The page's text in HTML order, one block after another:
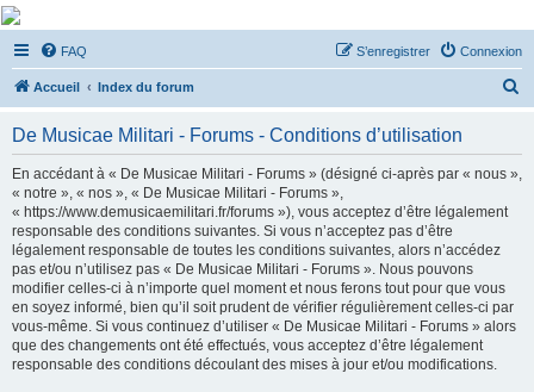
De Musicae Militari -
Forums
Forums de discussions
FAQ Connexion
S’enregistrer
Accueil Index du forum
De Musicae Militari - Forums - Conditions d’utilisation
En accédant à « De Musicae Militari - Forums » (désigné ci-après par « nous »,
« notre », « nos », « De Musicae Militari - Forums »,
« https://www.demusicaemilitari.fr/forums »), vous acceptez d’être légalement
responsable des conditions suivantes. Si vous n’acceptez pas d’être
légalement responsable de toutes les conditions suivantes, alors n’accédez
pas et/ou n’utilisez pas « De Musicae Militari - Forums ». Nous pouvons
modifier celles-ci à n’importe quel moment et nous ferons tout pour que vous
en soyez informé, bien qu’il soit prudent de vérifier régulièrement celles-ci par
vous-même. Si vous continuez d’utiliser « De Musicae Militari - Forums » alors
que des changements ont été effectués, vous acceptez d’être légalement
responsable des conditions découlant des mises à jour et/ou modifications.